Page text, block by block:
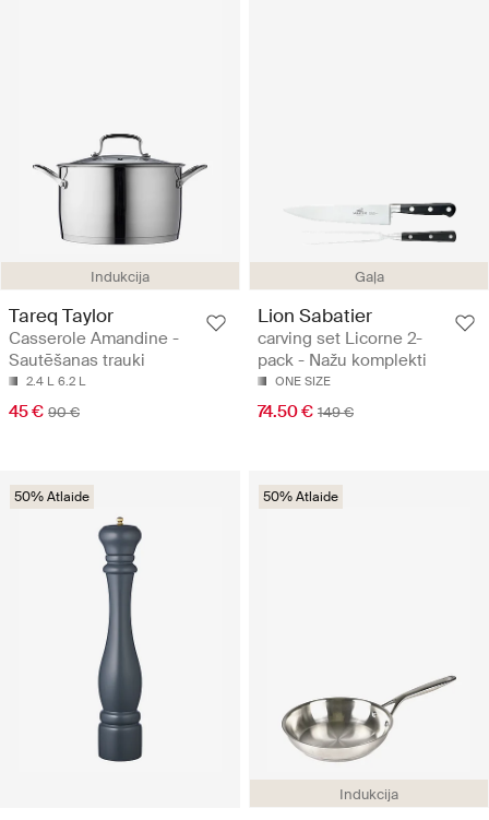
Indukcija
Tareq Taylor
Casserole Amandine -
Sautēšanas trauki
2.4 L 6.2 L
45 € 90 €
Gaļa
Lion Sabatier
carving set Licorne 2-
pack - Nažu komplekti
ONE SIZE
74.50 € 149 €
50% Atlaide
Indukcija
50% Atlaide